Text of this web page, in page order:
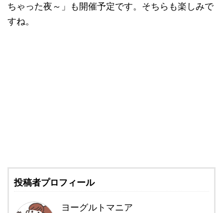
ちゃった夜～」も開催予定です。そちらも楽しみで
すね。
投稿者プロフィール
ヨーグルトマニア